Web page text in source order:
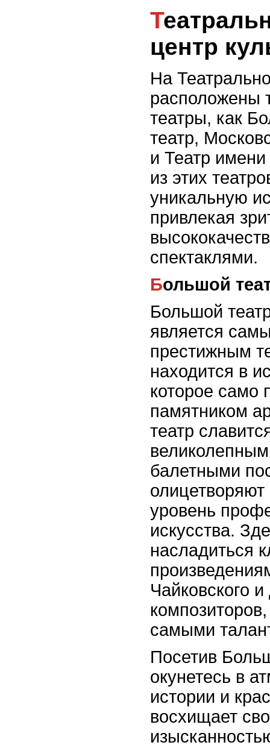
Театральная площадь -
центр
На
расположены
театры, как
театр,
и Театр
из этих
уникальную
привлекая
спектаклями.
Большой
Большой
является
престижным
находится в
которое само
памятником
театр
балетными
уровень
искусства.
насладиться
Чайковского
самыми
Посетив
окунетесь в
истории и
восхищает